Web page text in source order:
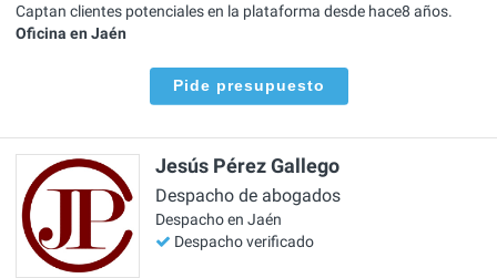
Captan clientes potenciales en la plataforma desde hace8 años.
Oficina en Jaén
Pide presupuesto
Jesús Pérez Gallego
Despacho de abogados
Despacho en Jaén
Despacho verificado